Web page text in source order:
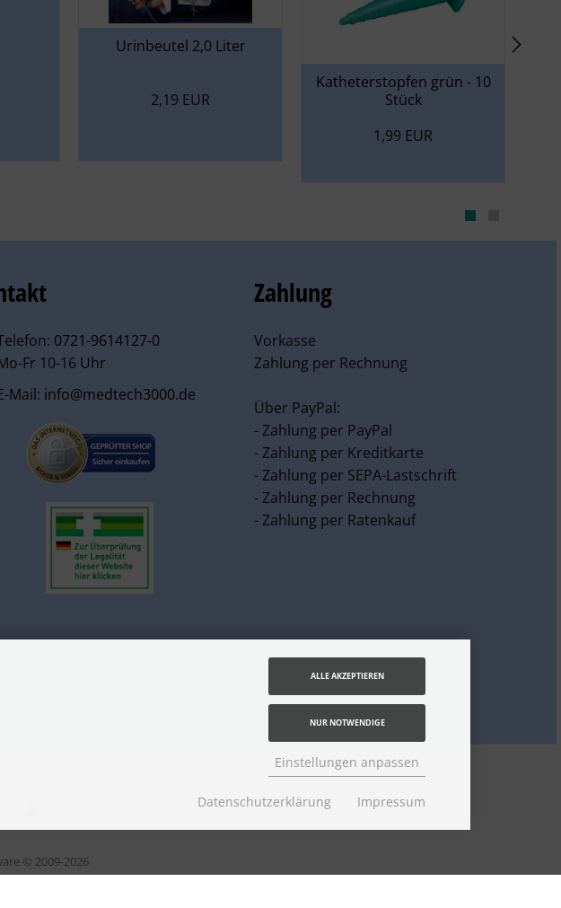
Urinbeutel 2,0 Liter
2,19 EUR
Katheterstopfen grün - 10
Stück
1,99 EUR
0721-9614127-0
Fr 10-16 Uhr
Mail: info@medtech3000.de
Zahlung
Vorkasse
Zahlung per Rechnung
Über PayPal:
- Zahlung per PayPal
- Zahlung per Kreditkarte
- Zahlung per SEPA-Lastschrift
- Zahlung per Rechnung
- Zahlung per Ratenkauf
© 2009-2026
ALLE AKZEPTIEREN
NUR NOTWENDIGE
Einstellungen anpassen
Datenschutzerklärung Impressum